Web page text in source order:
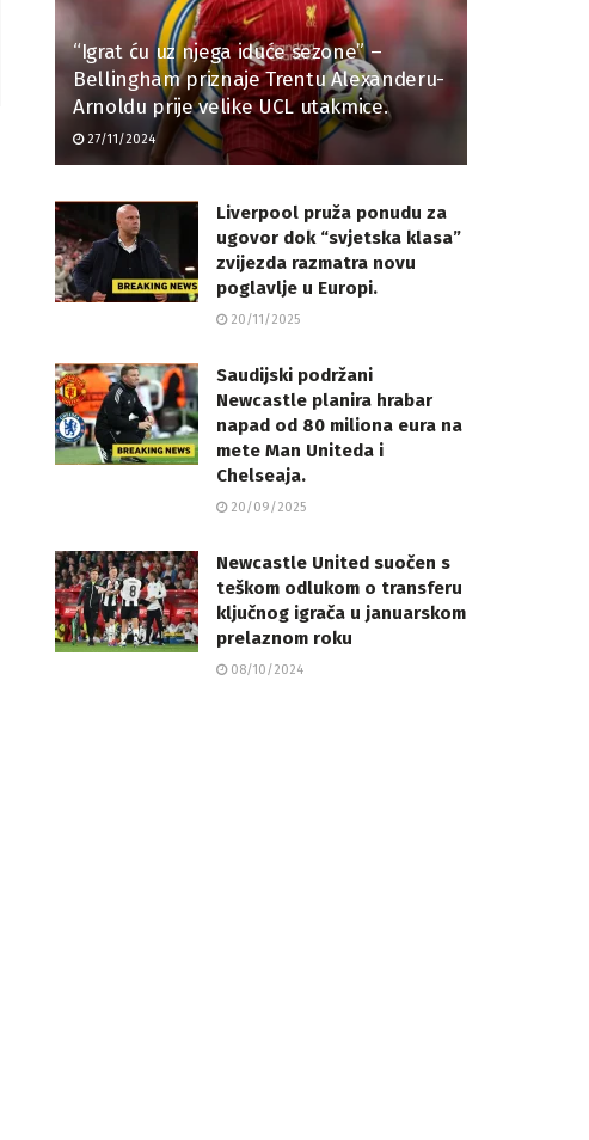
“Igrat ću uz njega iduće sezone” –
Bellingham priznaje Trentu Alexanderu-
Arnoldu prije velike UCL utakmice.
27/11/2024
Liverpool pruža ponudu za
ugovor dok “svjetska klasa”
zvijezda razmatra novu
poglavlje u Europi.
20/11/2025
Saudijski podržani
Newcastle planira hrabar
napad od 80 miliona eura na
mete Man Uniteda i
Chelseaja.
20/09/2025
Newcastle United suočen s
teškom odlukom o transferu
ključnog igrača u januarskom
prelaznom roku
08/10/2024